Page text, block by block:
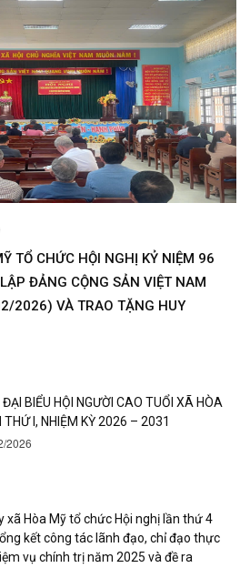
TỔ CHỨC HỘI NGHỊ KỶ NIỆM 96
ĐẢNG CỘNG SẢN VIỆT NAM
2026) VÀ TRAO TẶNG HUY
BIỂU HỘI NGƯỜI CAO TUỔI XÃ HÒA
THỨ I, NHIỆM KỲ 2026 – 2031
2026
xã Hòa Mỹ tổ chức Hội nghị lần thứ 4
kết công tác lãnh đạo, chỉ đạo thực
vụ chính trị năm 2025 và đề ra